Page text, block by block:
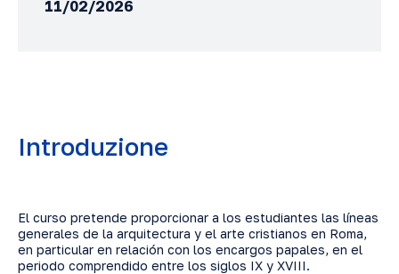
11/02/2026
Introduzione
El curso pretende proporcionar a los estudiantes las líneas
generales de la arquitectura y el arte cristianos en Roma,
en particular en relación con los encargos papales, en el
periodo comprendido entre los siglos IX y XVIII.